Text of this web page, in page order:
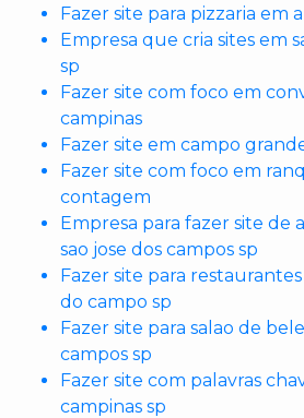
Fazer site para pizzaria em
Empresa que cria sites em
sp
Fazer site com foco em
campinas
Fazer site em campo
Fazer site com foco em
contagem
Empresa para fazer site de
sao jose dos campos sp
Fazer site para
do campo sp
Fazer site para salao de
campos sp
Fazer site com palavras
campinas sp